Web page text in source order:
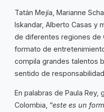
Tatán Mejía, Marianne
Iskandar, Alberto Casas y
de diferentes regiones de
formato de
compila grandes talentos
sentido de
En palabras de Paula
Colombia, “este es un